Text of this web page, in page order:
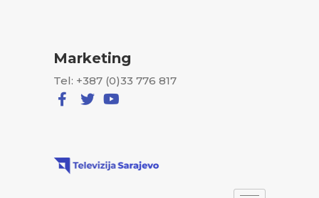
Marketing
Tel: +387 (0)33 776 817